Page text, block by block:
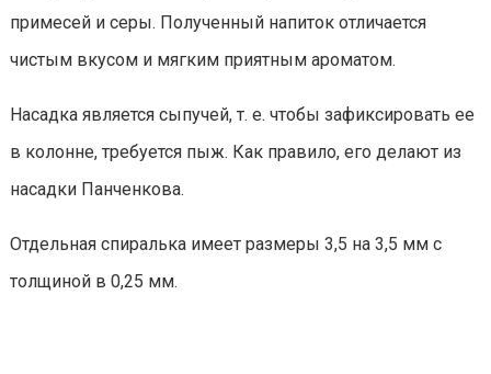
примесей и серы. Полученный напиток отличается
чистым вкусом и мягким приятным ароматом.
Насадка является сыпучей, т. е. чтобы зафиксировать ее
в колонне, требуется пыж. Как правило, его делают из
насадки Панченкова.
Отдельная спиралька имеет размеры 3,5 на 3,5 мм с
толщиной в 0,25 мм.